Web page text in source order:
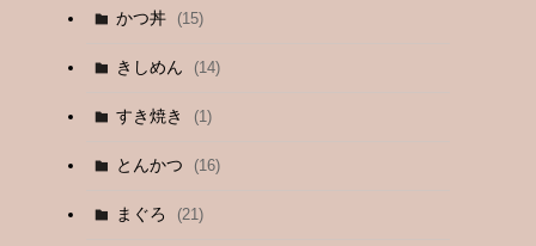
かつ丼 (15)
きしめん (14)
すき焼き (1)
とんかつ (16)
まぐろ (21)